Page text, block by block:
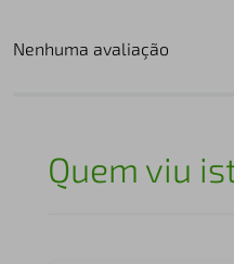
Nenhuma avaliação
Quem viu